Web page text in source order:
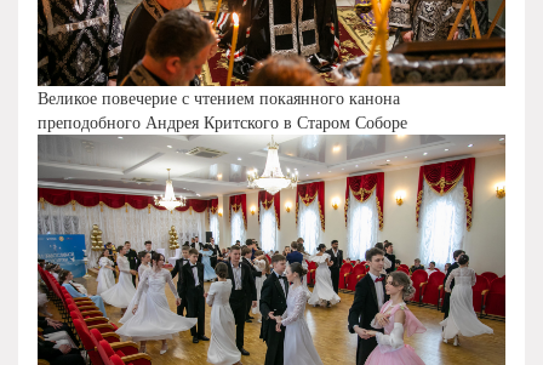
Великое повечерие с чтением покаянного канона
преподобного Андрея Критского в Старом Соборе